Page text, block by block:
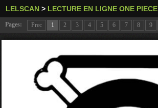
LELSCAN > LECTURE EN LIGNE ONE PIECE
Pages: Prec 1 2 3 4 5 6 7 8 9